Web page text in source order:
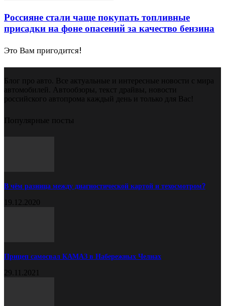
Россияне стали чаще покупать топливные
присадки на фоне опасений за качество бензина
Это Вам пригодится!
Блог про авто. Все актуальные и интересные новости с мира
автомобилей. Автообзоры, текст драйвы, новости
российского автопрома каждый день и только для Вас!
Популярные посты
В чём разница между диагностической картой и техосмотром?
19.12.2020
Прицеп самосвал КАМАЗ в Набережных Челнах
29.11.2021